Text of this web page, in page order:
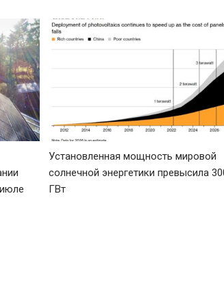
Установленная мощность мировой
солнечной энергетики превысила
ГВт